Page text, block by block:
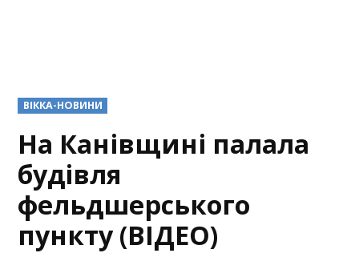
POSTED
IN
ВІККА-НОВИНИ
На Канівщині палала
будівля
фельдшерського
пункту (ВІДЕО)